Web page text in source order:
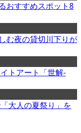
おすすめスポット8
む夜の貸切川下りが
トアート「世解-
大人の夏祭り」を